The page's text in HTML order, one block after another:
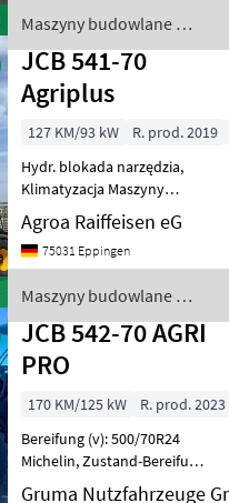
powietrze) Maszyny
budowlane Ładowar
Maszyny budowlane /
JCB
JCB 541-70
Agriplus
127 KM/93 kW R. prod. 2019
Hydr. blokada narzędzia,
Klimatyzacja Maszyny
budowlane Ładowarki
teleskopowe
Agroa Raiffeisen eG
75031 Eppingen
Maszyny budowlane /
JCB
JCB 542-70 AGRI
PRO
170 KM/125 kW R. prod. 2023
Bereifung (v): 500/70R24
Michelin, Zustand-Bereifung
(v): 100 %, Bereifung (h):
Gruma Nutzfahrzeuge